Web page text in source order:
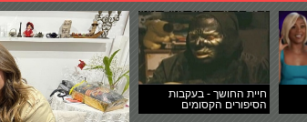
חיית החושך - בעקבות
הסיפורים הקסומים